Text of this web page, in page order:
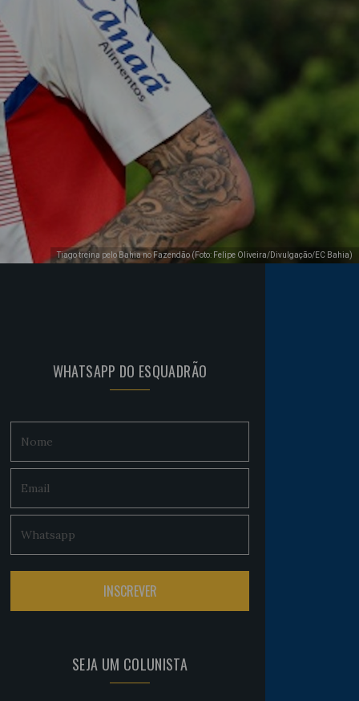
Tiago treina pelo Bahia no Fazendão (Foto: Felipe Oliveira/Divulgação/EC Bahia)
WHATSAPP DO ESQUADRÃO
SEJA UM COLUNISTA